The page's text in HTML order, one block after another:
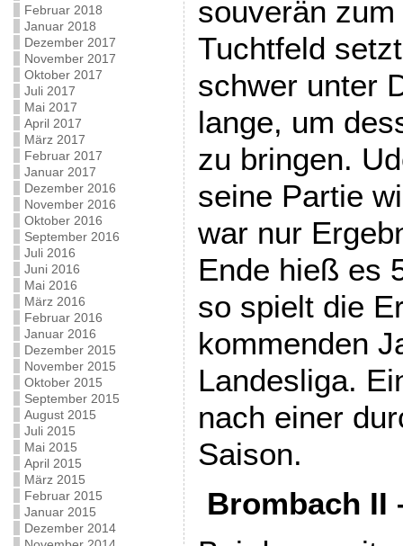
Februar 2018
Januar 2018
Dezember 2017
November 2017
Oktober 2017
Juli 2017
Mai 2017
April 2017
März 2017
Februar 2017
Januar 2017
Dezember 2016
November 2016
Oktober 2016
September 2016
Juli 2016
Juni 2016
Mai 2016
März 2016
Februar 2016
Januar 2016
Dezember 2015
November 2015
Oktober 2015
September 2015
August 2015
Juli 2015
Mai 2015
April 2015
März 2015
Februar 2015
Januar 2015
Dezember 2014
souverän
Tuchtfeld
schwer unter
lange, um
zu bringen.
seine Partie
war nur
Ende hieß es
so spielt die
kommenden
Landesliga.
nach einer
Saison.
Brombach